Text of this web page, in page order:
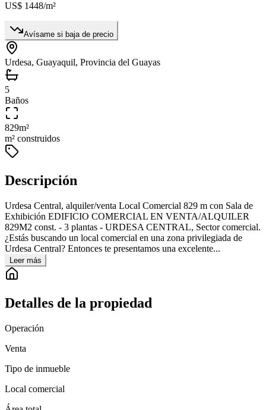
US$ 1448/m²
Avísame si baja de precio
Urdesa, Guayaquil, Provincia del Guayas
5
Baños
829m²
m² construidos
Descripción
Urdesa Central, alquiler/venta Local Comercial 829 m con Sala de
Exhibición EDIFICIO COMERCIAL EN VENTA/ALQUILER
829M2 const. - 3 plantas - URDESA CENTRAL, Sector comercial.
¿Estás buscando un local comercial en una zona privilegiada de
Urdesa Central? Entonces te presentamos una excelente...
Leer más
Detalles de la propiedad
Operación
Venta
Tipo de inmueble
Local comercial